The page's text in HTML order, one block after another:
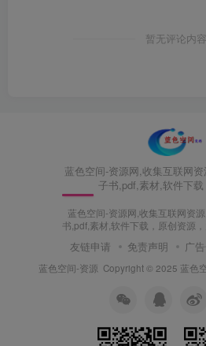
暂无评论内容
蓝色空间-资源网,收集互联网
子书,pdf,素材,软件下
蓝色空间-资源网,收集互联网资
书,pdf,素材,软件下载，原创资源
友链申请 免责声明 广
蓝色空间-资源 Copyright © 2025 蓝色